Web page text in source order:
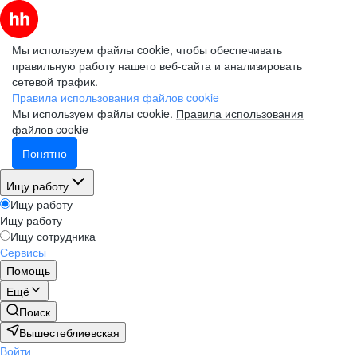
Мы используем файлы cookie, чтобы обеспечивать
правильную работу нашего веб-сайта и анализировать
сетевой трафик.
Правила использования файлов cookie
Мы используем файлы cookie. Правила использования
файлов cookie
Понятно
Ищу работу
Ищу работу
Ищу работу
Ищу сотрудника
Сервисы
Помощь
Ещё
Поиск
Вышестеблиевская
Войти